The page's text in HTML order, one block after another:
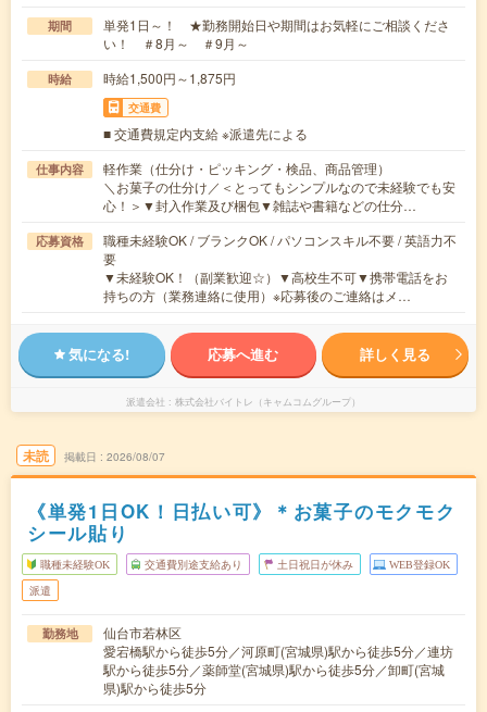
期間
単発1日～！ ★勤務開始日や期間はお気軽にご相談くださ
い！ ＃8月～ ＃9月～
時給 時給1,500円～1,875円
交通費
■ 交通費規定内支給 ※派遣先による
仕事内容
軽作業（仕分け・ピッキング・検品、商品管理）
＼お菓子の仕分け／＜とってもシンプルなので未経験でも安
心！＞▼封入作業及び梱包▼雑誌や書籍などの仕分…
応募資格
職種未経験OK / ブランクOK / パソコンスキル不要 / 英語力不
要
▼未経験OK！（副業歓迎☆）▼高校生不可▼携帯電話をお
持ちの方（業務連絡に使用）※応募後のご連絡はメ…
気になる! 応募へ進む 詳しく見る
派遣会社 株式会社バイトレ（キャムコムグループ）
未読 掲載日 2026/08/07
《単発1日OK！日払い可》＊お菓子のモクモク
シール貼り
職種未経験OK 交通費別途支給あり 土日祝日が休み WEB登録OK
派遣
勤務地
仙台市若林区
愛宕橋駅から徒歩5分／河原町(宮城県)駅から徒歩5分／連坊
駅から徒歩5分／薬師堂(宮城県)駅から徒歩5分／卸町(宮城
県)駅から徒歩5分